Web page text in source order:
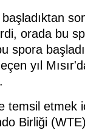
orada bu
spora
yıl
etmek
Birliği